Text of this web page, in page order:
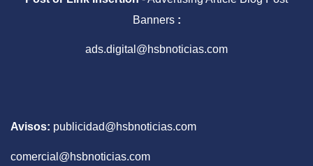
Banners :
ads.digital@hsbnoticias.com
Avisos: publicidad@hsbnoticias.com
comercial@hsbnoticias.com